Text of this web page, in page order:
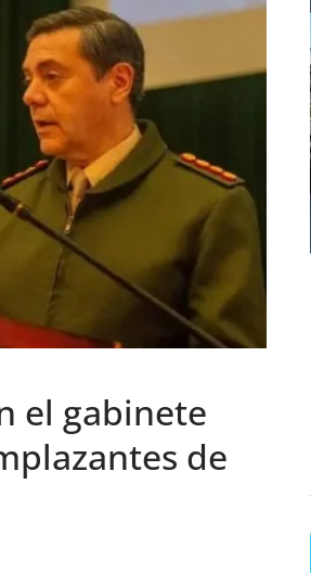
el gabinete
de